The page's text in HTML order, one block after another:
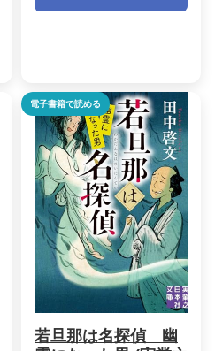
電子書籍で読める
若旦那は名探偵 幽